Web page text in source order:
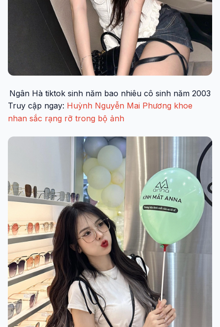
Ngân Hà tiktok sinh năm bao nhiêu cô sinh năm 2003
Truy cập ngay: Huỳnh Nguyễn Mai Phương khoe
nhan sắc rạng rỡ trong bộ ảnh